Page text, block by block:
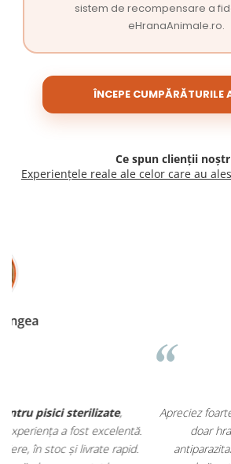
sistem de recompensare a
eHranaAnimale.ro.
ÎNCEPE CUMPĂRĂTURILE
Ce spun clienții
Experiențele reale ale celor care au
Apreciez foarte mult faptul că pe
doar hrană, ci și produse din
antiparazitare, suplimente și soluții de